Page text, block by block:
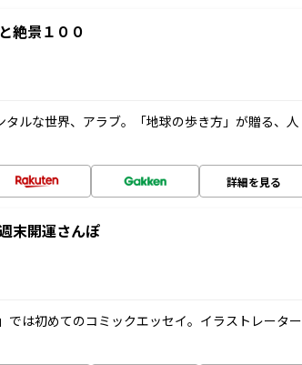
絶景１００
ルな世界、アラブ。「地球の歩き方」が贈る、人
詳細を見る
末開運さんぽ
では初めてのコミックエッセイ。イラストレーター